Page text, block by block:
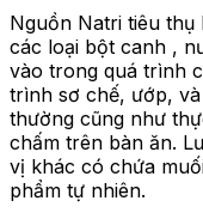
Nguồn Natri tiêu thụ
các loại bột canh ,
vào trong quá trình
trình sơ chế, ướp,
thường cũng như
chấm trên bàn ăn.
vị khác có chứa
phẩm tự nhiên.